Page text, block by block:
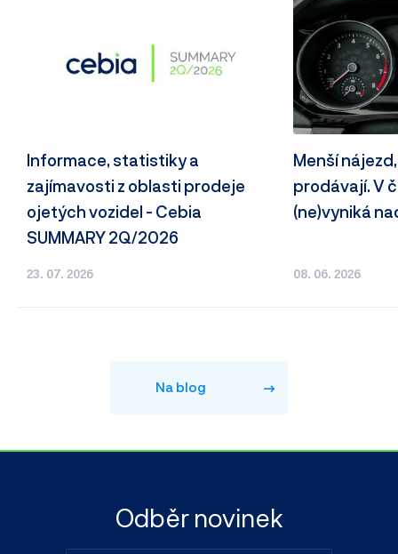
23. 07. 2026
Informace, statistiky a
zajímavosti z oblasti prodeje
ojetých vozidel - Cebia
SUMMARY 2Q/2026
08. 06. 2026
Menší
prodávají. V
(ne)vyniká
Na blog
Odběr novinek